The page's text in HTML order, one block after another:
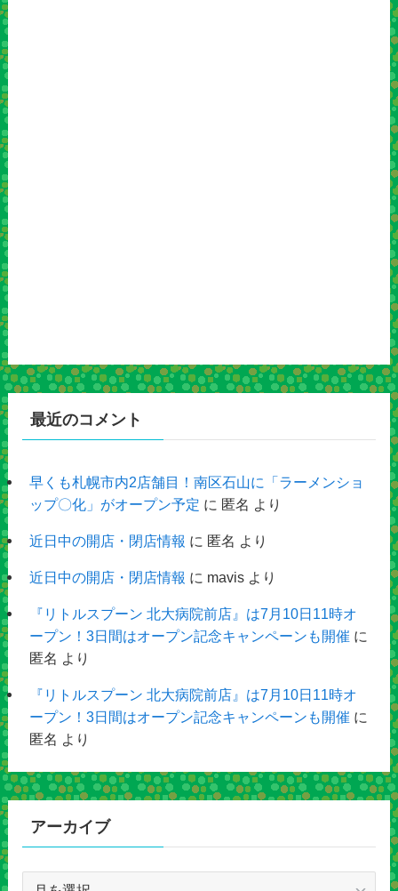
最近のコメント
早くも札幌市内2店舗目！南区石山に「ラーメンショ
ップ〇化」がオープン予定 に 匿名 より
近日中の開店・閉店情報 に 匿名 より
近日中の開店・閉店情報 に mavisより
『リトルスプーン 北大病院前店』は7月10日11時オ
ープン！3日間はオープン記念キャンペーンも開催 に
匿名 より
『リトルスプーン 北大病院前店』は7月10日11時オ
ープン！3日間はオープン記念キャンペーンも開催 に
匿名 より
アーカイブ